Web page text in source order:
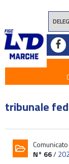
tribunale
N° 66/